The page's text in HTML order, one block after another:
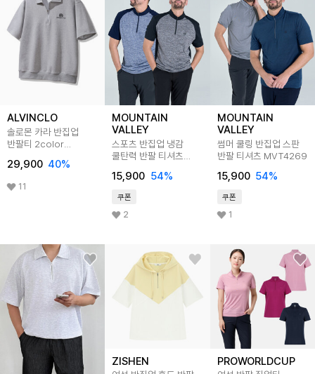
ALVINCLO
솔로몬 카라 반집업
반팔티 2color
29,900 40%
11
MOUNTAIN
VALLEY
스포츠 반집업 냉감
쿨탄력 반팔 티셔츠
15,900 54%
쿠폰
2
MOUNTAIN
VALLEY
썸머 쿨링 반집업 스판
반팔 티셔츠 MVT4269
15,900 54%
쿠폰
1
ZISHEN PROWORLDCUP